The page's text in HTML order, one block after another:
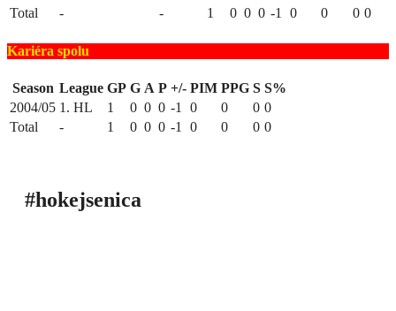
Total
- - 1 0 0 0 -1 0 0 0 0
Kariéra spolu
Season League GP G A P +/- PIM PPG S S%
2004/05 1. HL 1 0 0 0 -1 0 0 0 0
Total
- 1 0 0 0 -1 0 0 0 0
#hokejsenica